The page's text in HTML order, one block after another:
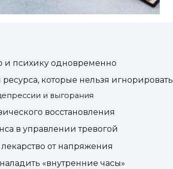
и психику одновременно
которые нельзя игнорировать
и выгорания
восстановления
в управлении тревогой
от напряжения
«внутренние часы»